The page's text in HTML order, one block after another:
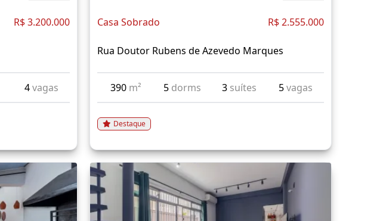
R$ 3.200.000
4vagas
Casa Sobrado R$ 2.555.000
Rua Doutor Rubens de Azevedo Marques
390 m² 5 dorms 3 suítes 5vagas
Destaque